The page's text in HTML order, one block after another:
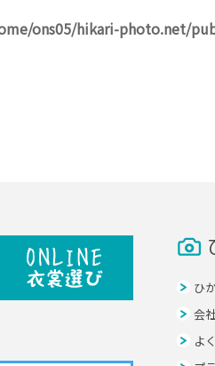
ons05/hikari-photo.net/
ひ
会
よ